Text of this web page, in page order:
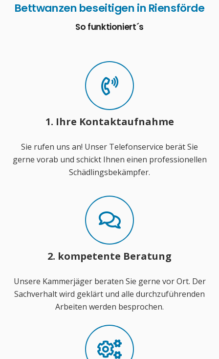
Bettwanzen beseitigen in Riensförde
So funktioniert´s
1. Ihre Kontaktaufnahme
Sie rufen uns an! Unser Telefonservice berät Sie
gerne vorab und schickt Ihnen einen professionellen
Schädlingsbekämpfer.
2. kompetente Beratung
Unsere Kammerjäger beraten Sie gerne vor Ort. Der
Sachverhalt wird geklärt und alle durchzuführenden
Arbeiten werden besprochen.